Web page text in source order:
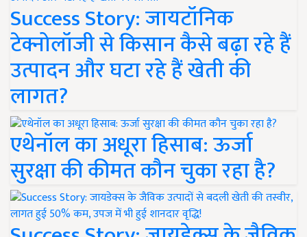
Success Story: जायटॉनिक
टेक्नोलॉजी से किसान कैसे बढ़ा रहे हैं
उत्पादन और घटा रहे हैं खेती की
लागत?
एथेनॉल का अधूरा हिसाब: ऊर्जा
सुरक्षा की कीमत कौन चुका रहा है?